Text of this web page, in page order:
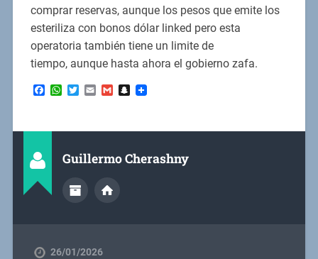
comprar reservas, aunque los pesos que emite los
esteriliza con bonos dólar linked pero esta
operatoria también tiene un limite de
tiempo, aunque hasta ahora el gobierno zafa.
Facebook
WhatsApp
Twitter
EmailGmailSnapchat
Guillermo Cherashny
26/01/2026